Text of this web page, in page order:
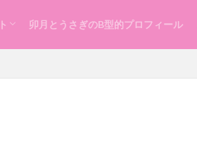
卯月とうさぎのB型的プロフィール